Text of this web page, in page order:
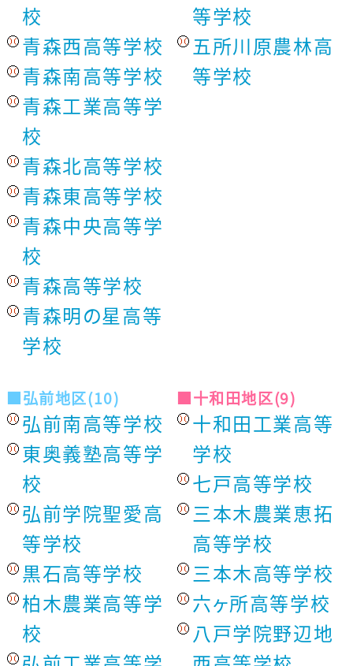
校
青森西高等学校
青森南高等学校
青森工業高等学
校
青森北高等学校
青森東高等学校
青森中央高等学
校
青森高等学校
青森明の星高等
学校
等学校
五所川原農林高
等学校
■弘前地区(10)
弘前南高等学校
東奥義塾高等学
校
弘前学院聖愛高
等学校
黒石高等学校
柏木農業高等学
校
■十和田地区(9)
十和田工業高等
学校
七戸高等学校
三本木農業恵拓
高等学校
三本木高等学校
六ヶ所高等学校
八戸学院野辺地